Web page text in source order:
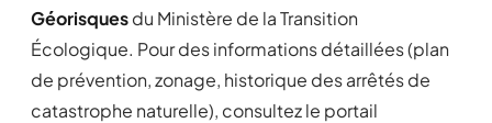
Géorisquesdu Ministère de la Transition
Écologique. Pour des informations détaillées (plan
de prévention, zonage, historique des arrêtés de
catastrophe naturelle), consultez le portail